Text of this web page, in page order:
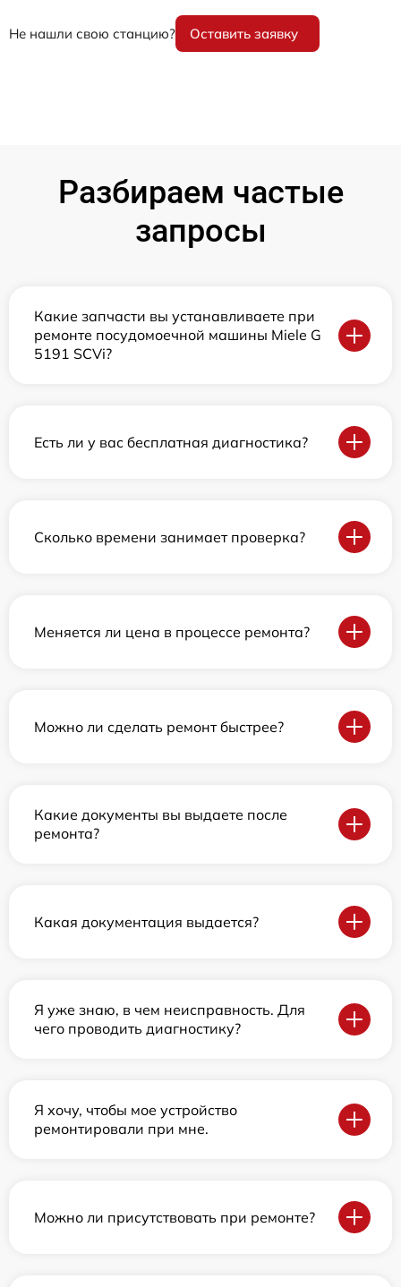
Не нашли свою станцию? Оставить заявку
Разбираем частые
запросы
Какие запчасти вы устанавливаете при
ремонте посудомоечной машины Miele G
5191 SCVi?
Есть ли у вас бесплатная диагностика?
Сколько времени занимает проверка?
Меняется ли цена в процессе ремонта?
Можно ли сделать ремонт быстрее?
Какие документы вы выдаете после
ремонта?
Какая документация выдается?
Я уже знаю, в чем неисправность. Для
чего проводить диагностику?
Я хочу, чтобы мое устройство
ремонтировали при мне.
Можно ли присутствовать при ремонте?